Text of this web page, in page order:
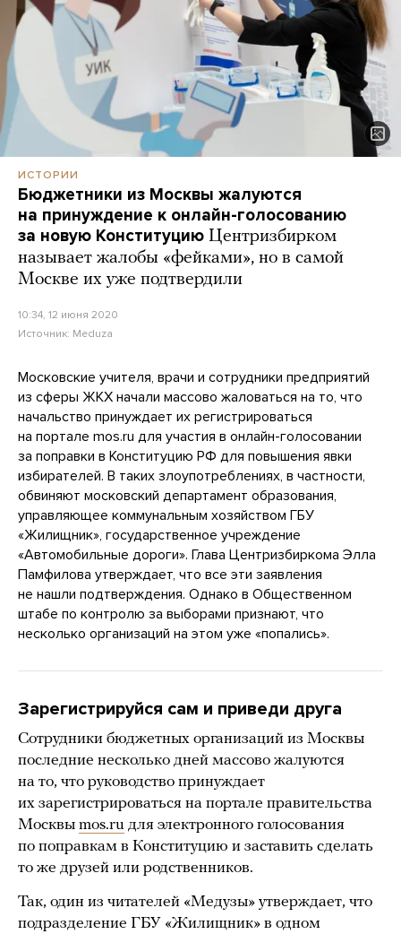
ИСТОРИИ
Бюджетники из Москвы жалуются
на принуждение к онлайн-голосованию
за новую Конституцию Центризбирком
называет жалобы «фейками», но в самой
Москве их уже подтвердили
10:34, 12 июня 2020
Источник: Meduza
Московские учителя, врачи и сотрудники предприятий
из сферы ЖКХ начали массово жаловаться на то, что
начальство принуждает их регистрироваться
на портале mos.ru для участия в онлайн-голосовании
за поправки в Конституцию РФ для повышения явки
избирателей. В таких злоупотреблениях, в частности,
обвиняют московский департамент образования,
управляющее коммунальным хозяйством ГБУ
«Жилищник», государственное учреждение
«Автомобильные дороги». Глава Центризбиркома Элла
Памфилова утверждает, что все эти заявления
не нашли подтверждения. Однако в Общественном
штабе по контролю за выборами признают, что
несколько организаций на этом уже «попались».
Зарегистрируйся сам и приведи друга
Сотрудники бюджетных организаций из Москвы
последние несколько дней массово жалуются
на то, что руководство принуждает
их зарегистрироваться на портале правительства
Москвы mos.ru для электронного голосования
по поправкам в Конституцию и заставить сделать
то же друзей или родственников.
Так, один из читателей «Медузы» утверждает, что
подразделение ГБУ «Жилищник» в одном